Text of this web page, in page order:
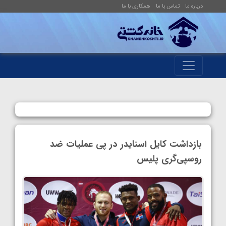
درباره ما تماس با ما همکاری با ما
بازداشت کایل اسنایدر در پی عملیات ضد
روسپی‌گری پلیس